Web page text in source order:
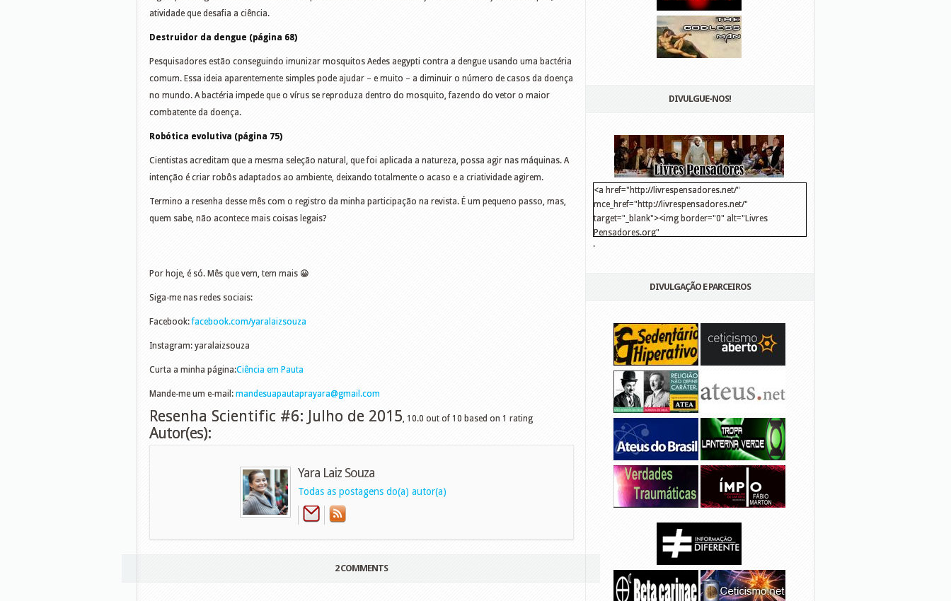
atividade que desafia a ciência.
Destruidor da dengue (página 68)
Pesquisadores estão conseguindo imunizar mosquitos Aedes aegypti contra a dengue usando uma bactéria
comum. Essa ideia aparentemente simples pode ajudar – e muito – a diminuir o número de casos da doença
no mundo. A bactéria impede que o vírus se reproduza dentro do mosquito, fazendo do vetor o maior
combatente da doença.
Robótica evolutiva (página 75)
Cientistas acreditam que a mesma seleção natural, que foi aplicada a natureza, possa agir nas máquinas. A
intenção é criar robôs adaptados ao ambiente, deixando totalmente o acaso e a criatividade agirem.
Termino a resenha desse mês com o registro da minha participação na revista. É um pequeno passo, mas,
quem sabe, não acontece mais coisas legais?
Por hoje, é só. Mês que vem, tem mais 😀
Siga-me nas redes sociais:
Facebook:facebook.com/yaralaizsouza
Instagram: yaralaizsouza
Curta a minha página:Ciência em Pauta
Mande-me um e-mail: mandesuapautaprayara@gmail.com
Resenha Scientific #6: Julho de 2015, 10.0 out of 10 based on 1 rating
Autor(es):
Yara Laiz Souza
Todas as postagens do(a) autor(a)
2 COMMENTS
DIVULGUE-NOS!
<a href="http://livrespensadores.net/"
mce_href="http://livrespensadores.net/"
target="_blank"><img border="0" alt="Livres
Pensadores.org"
src="http://lh6.ggpht.com/_25pDjsdjolQ/TNSgK1CylTI/AAAAAAAAAFk/u8d6kvYMhVc/
.
DIVULGAÇÃO E PARCEIROS